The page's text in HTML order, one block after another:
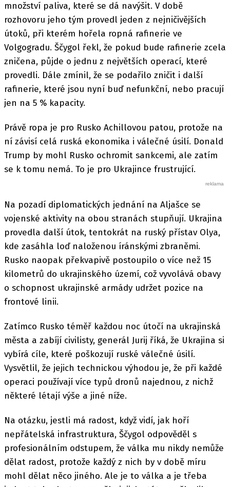
množství paliva, které se dá navýšit. V době
rozhovoru jeho tým provedl jeden z nejničivějších
útoků, při kterém hořela ropná rafinerie ve
Volgogradu. Ščygol řekl, že pokud bude rafinerie zcela
zničena, půjde o jednu z největších operací, které
provedli. Dále zmínil, že se podařilo zničit i další
rafinerie, které jsou nyní buď nefunkční, nebo pracují
jen na 5 % kapacity.
Právě ropa je pro Rusko Achillovou patou, protože na
ní závisí celá ruská ekonomika i válečné úsilí. Donald
Trump by mohl Rusko ochromit sankcemi, ale zatím
se k tomu nemá. To je pro Ukrajince frustrující.
Na pozadí diplomatických jednání na Aljašce se
vojenské aktivity na obou stranách stupňují. Ukrajina
provedla další útok, tentokrát na ruský přístav Olya,
kde zasáhla loď naloženou íránskými zbraněmi.
Rusko naopak překvapivě postoupilo o více než 15
kilometrů do ukrajinského území, což vyvolává obavy
o schopnost ukrajinské armády udržet pozice na
frontové linii.
Zatímco Rusko téměř každou noc útočí na ukrajinská
města a zabíjí civilisty, generál Jurij říká, že Ukrajina si
vybírá cíle, které poškozují ruské válečné úsilí.
Vysvětlil, že jejich technickou výhodou je, že při každé
operaci používají více typů dronů najednou, z nichž
některé létají výše a jiné níže.
Na otázku, jestli má radost, když vidí, jak hoří
nepřátelská infrastruktura, Ščygol odpověděl s
profesionálním odstupem, že válka mu nikdy nemůže
dělat radost, protože každý z nich by v době míru
mohl dělat něco jiného. Ale je to válka a je třeba